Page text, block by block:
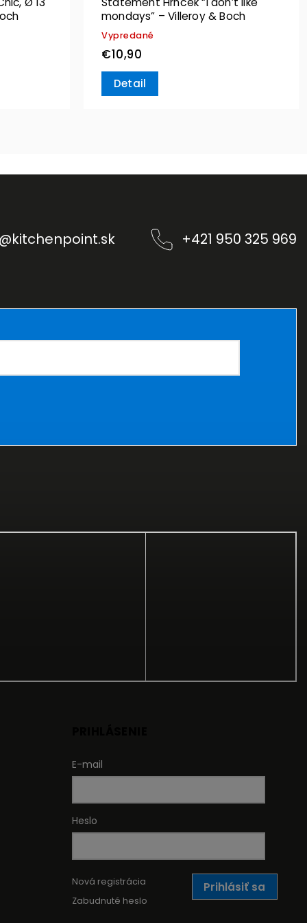
mondays” – Villeroy & Boch
Vypredané
€10,90
Detail
kitchenpoint.sk +421 950 325 969
E-mail
Heslo
Prihlásiť sa
Nová registrácia
Zabudnuté heslo